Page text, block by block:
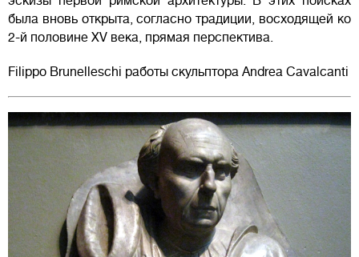
была вновь открыта, согласно традиции, восходящей ко
2-й половине XV века, прямая перспектива.
Filippo Brunelleschi работы скульптора Andrea Cavalcanti